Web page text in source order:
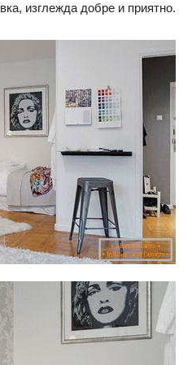
изглежда добре и приятно.